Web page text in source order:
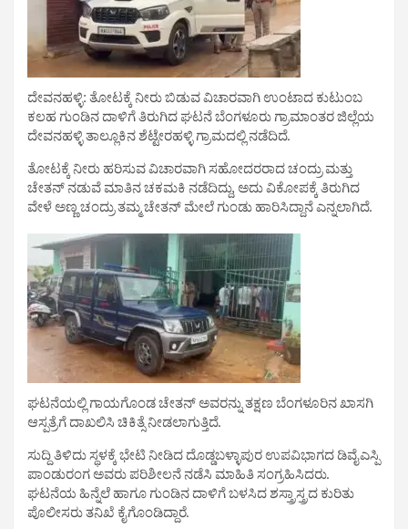
ದೇವನಹಳ್ಳಿ: ತೋಟಕ್ಕೆ ನೀರು ಬಿಡುವ ವಿಚಾರವಾಗಿ ಉಂಟಾದ ಕುಟುಂಬ
ಕಲಹ ಗುಂಡಿನ ದಾಳಿಗೆ ತಿರುಗಿದ ಘಟನೆ ಬೆಂಗಳೂರು ಗ್ರಾಮಾಂತರ ಜಿಲ್ಲೆಯ
ದೇವನಹಳ್ಳಿ ತಾಲ್ಲೂಕಿನ ಶೆಟ್ಟೇರಹಳ್ಳಿ ಗ್ರಾಮದಲ್ಲಿ ನಡೆದಿದೆ.
ತೋಟಕ್ಕೆ ನೀರು ಹರಿಸುವ ವಿಚಾರವಾಗಿ ಸಹೋದರರಾದ ಚಂದ್ರು ಮತ್ತು
ಚೇತನ್ ನಡುವೆ ಮಾತಿನ ಚಕಮಕಿ ನಡೆದಿದ್ದು, ಅದು ವಿಕೋಪಕ್ಕೆ ತಿರುಗಿದ
ವೇಳೆ ಅಣ್ಣ ಚಂದ್ರು ತಮ್ಮ ಚೇತನ್ ಮೇಲೆ ಗುಂಡು ಹಾರಿಸಿದ್ದಾನೆ ಎನ್ನಲಾಗಿದೆ.
ಘಟನೆಯಲ್ಲಿ ಗಾಯಗೊಂಡ ಚೇತನ್ ಅವರನ್ನು ತಕ್ಷಣ ಬೆಂಗಳೂರಿನ ಖಾಸಗಿ
ಆಸ್ಪತ್ರೆಗೆ ದಾಖಲಿಸಿ ಚಿಕಿತ್ಸೆ ನೀಡಲಾಗುತ್ತಿದೆ.
ಸುದ್ದಿ ತಿಳಿದು ಸ್ಥಳಕ್ಕೆ ಭೇಟಿ ನೀಡಿದ ದೊಡ್ಡಬಳ್ಳಾಪುರ ಉಪವಿಭಾಗದ ಡಿವೈಎಸ್ಪಿ
ಪಾಂಡುರಂಗ ಅವರು ಪರಿಶೀಲನೆ ನಡೆಸಿ ಮಾಹಿತಿ ಸಂಗ್ರಹಿಸಿದರು.
ಘಟನೆಯ ಹಿನ್ನೆಲೆ ಹಾಗೂ ಗುಂಡಿನ ದಾಳಿಗೆ ಬಳಸಿದ ಶಸ್ತ್ರಾಸ್ತ್ರದ ಕುರಿತು
ಪೊಲೀಸರು ತನಿಖೆ ಕೈಗೊಂಡಿದ್ದಾರೆ.